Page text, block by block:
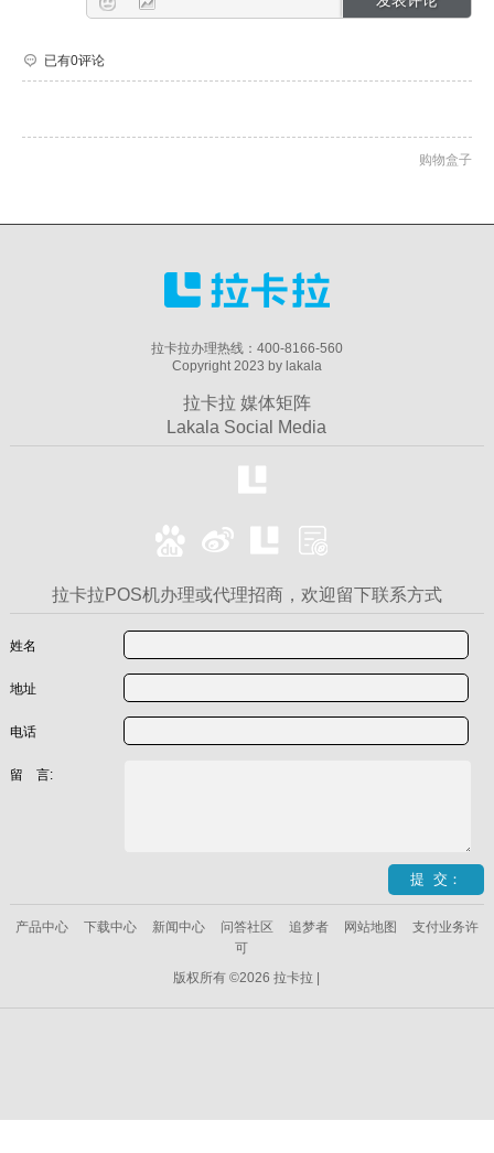
已有0评论
购物盒子
拉卡拉办理热线：400-8166-560
Copyright 2023 by lakala
拉卡拉 媒体矩阵
Lakala Social Media
拉卡拉POS机办理或代理招商，欢迎留下联系方式
姓名
地址
电话
留 言:
产品中心 下载中心 新闻中心 问答社区 追梦者 网站地图
支付业务许
可
版权所有 ©2026 拉卡拉 |